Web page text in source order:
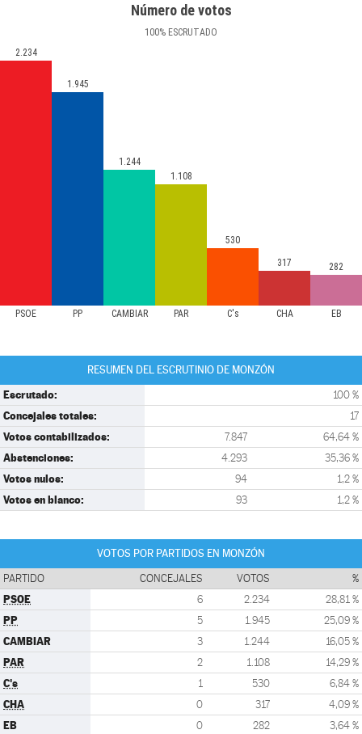
Número de votos
100% ESCRUTADO
PSOE PP CAMBIAR PAR C's CHA EB
2.234
1.945
1.244
1.108
530
317
282
RESUMEN DEL ESCRUTINIO DE MONZÓN
Escrutado: 100 %
Concejales totales: 17
Votos contabilizados: 7.847 64,64 %
Abstenciones: 4.293 35,36 %
Votos nulos: 94 1,2 %
Votos en blanco: 93 1,2 %
VOTOS POR PARTIDOS EN MONZÓN
PARTIDO CONCEJALES VOTOS %
PSOE 6 2.234 28,81 %
PP 5 1.945 25,09 %
CAMBIAR 3 1.244 16,05 %
PAR 2 1.108 14,29 %
C's 1 530 6,84 %
CHA 0 317 4,09 %
EB 0 282 3,64 %